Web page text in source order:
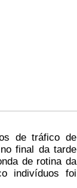
de tráfico de
final da tarde
de rotina da
indivíduos foi